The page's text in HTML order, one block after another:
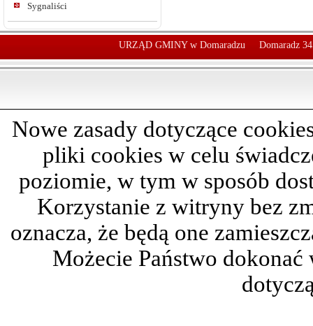
Sygnaliści
URZĄD GMINY w Domaradzu Domaradz
Nowe zasady dotyczące
pliki cookies w celu
poziomie, w tym w sposób
Korzystanie z witryny bez
oznacza, że będą one
Możecie Państwo